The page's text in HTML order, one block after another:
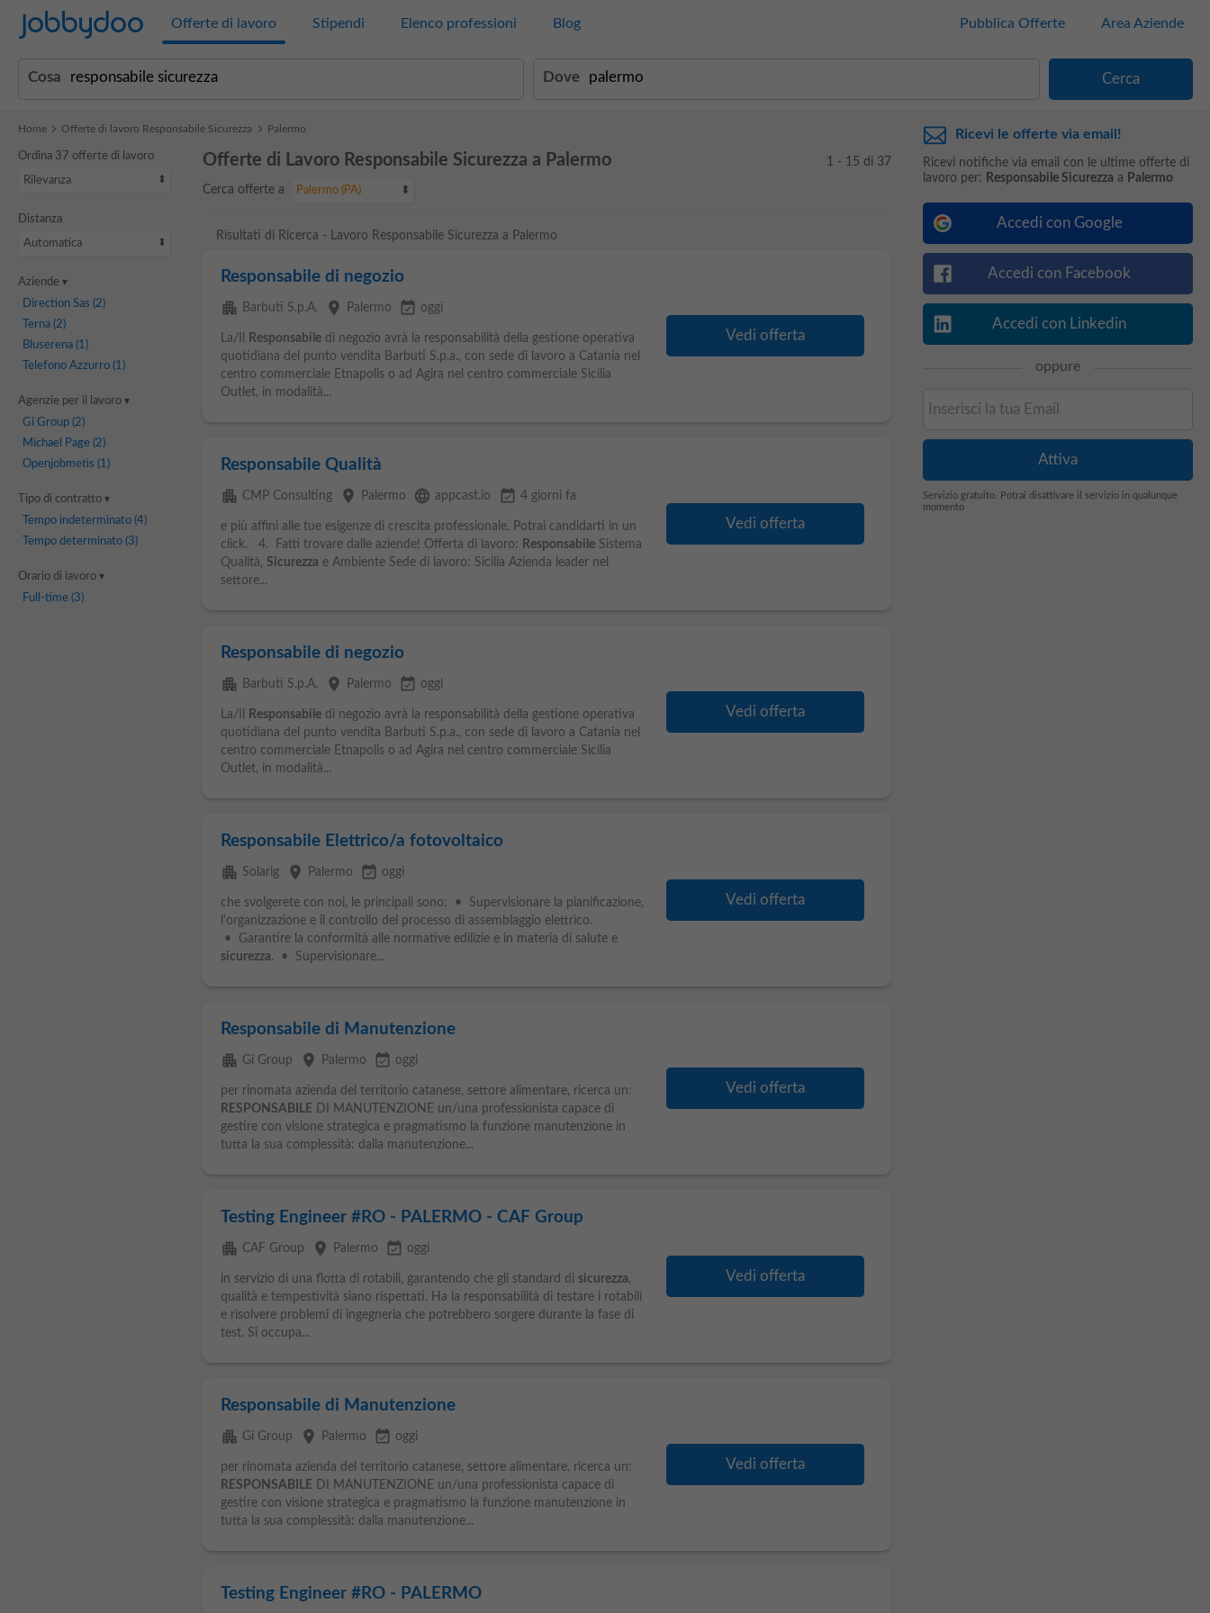
Jobbydoo Offerte di lavoro Stipendi Elenco professioni Blog Pubblica Offerte Area Aziende
Cosa Dove
Home Offerte di lavoro Responsabile Sicurezza Palermo
Ordina 37 offerte di lavoro
Rilevanza
Distanza
Automatica
Aziende
Direction Sas (2)
Terna(2)
Bluserena(1)
Telefono Azzurro(1)
Agenzie per il lavoro
Gi Group(2)
Michael Page(2)
Openjobmetis (1)
Tipo di contratto
Tempo indeterminato(4)
Tempo determinato(3)
Orario di lavoro
Full-time(3)
Offerte di Lavoro Responsabile Sicurezza a Palermo
Cerca offerte a Palermo (PA)
1 - 15 di 37
Risultati di Ricerca - Lavoro Responsabile Sicurezza a Palermo
Responsabile di negozio
apartment Barbuti S.p.A. place Palermo event_available oggi
La/Il Responsabiledi negozio avrà la responsabilità della gestione operativa
quotidiana del punto vendita Barbuti S.p.a., con sede di lavoro a Catania nel
centro commerciale Etnapolis o ad Agira nel centro commerciale Sicilia
Outlet, in modalità...
Vedi offerta
Responsabile Qualità
apartment CMP Consulting place Palermo language appcast.io event_available 4 giorni fa
e più affini alle tue esigenze di crescita professionale. Potrai candidarti in un
click. 4. Fatti trovare dalle aziende! Offerta di lavoro:
ResponsabileSistema
Qualità, Sicurezza e Ambiente Sede di lavoro: Sicilia Azienda leader nel
settore...
Vedi offerta
Responsabile di negozio
apartment Barbuti S.p.A. place Palermo event_available oggi
La/Il Responsabiledi negozio avrà la responsabilità della gestione operativa
quotidiana del punto vendita Barbuti S.p.a., con sede di lavoro a Catania nel
centro commerciale Etnapolis o ad Agira nel centro commerciale Sicilia
Outlet, in modalità...
Vedi offerta
Responsabile Elettrico/a fotovoltaico
apartment Solarig place Palermo event_available oggi
che svolgerete con noi, le principali sono: • Supervisionare la pianificazione,
l'organizzazione e il controllo del processo di assemblaggio elettrico.
• Garantire la conformità alle normative edilizie e in materia di salute e
sicurezza. • Supervisionare...
Vedi offerta
Responsabile di Manutenzione
apartment Gi Group place Palermo event_available oggi
per rinomata azienda del territorio catanese, settore alimentare, ricerca un:
RESPONSABILEDI MANUTENZIONE un/una professionista capace di
gestire con visione strategica e pragmatismo la funzione manutenzione in
tutta la sua complessità: dalla manutenzione...
Vedi offerta
Testing Engineer #RO - PALERMO - CAF Group
apartment CAF Group place Palermo event_available oggi
in servizio di una flotta di rotabili, garantendo che gli standard di sicurezza,
qualità e tempestività siano rispettati. Ha la responsabilità di testare i rotabili
e risolvere problemi di ingegneria che potrebbero sorgere durante la fase di
test. Si occupa...
Vedi offerta
Responsabile di Manutenzione
apartment Gi Group place Palermo event_available oggi
per rinomata azienda del territorio catanese, settore alimentare, ricerca un:
RESPONSABILEDI MANUTENZIONE un/una professionista capace di
gestire con visione strategica e pragmatismo la funzione manutenzione in
tutta la sua complessità: dalla manutenzione...
Vedi offerta
Testing Engineer #RO - PALERMO
Ricevi le offerte via email!
Ricevi notifiche via email con le ultime offerte di
lavoro per: Responsabile Sicurezza a Palermo
Accedi con Google
Accedi con Facebook
Accedi con Linkedin
oppure
Servizio gratuito. Potrai disattivare il servizio in qualunque
momento